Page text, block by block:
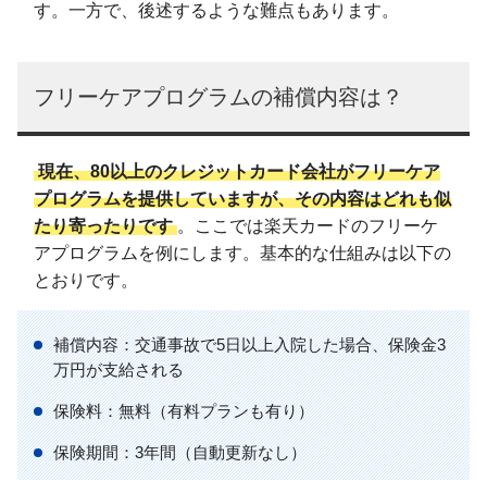
す。一方で、後述するような難点もあります。
フリーケアプログラムの補償内容は？
現在、80以上のクレジットカード会社がフリーケア
プログラムを提供していますが、その内容はどれも似
たり寄ったりです 。ここでは楽天カードのフリーケ
アプログラムを例にします。基本的な仕組みは以下の
とおりです。
補償内容：交通事故で5日以上入院した場合、保険金3
万円が支給される
保険料：無料（有料プランも有り）
保険期間：3年間（自動更新なし）